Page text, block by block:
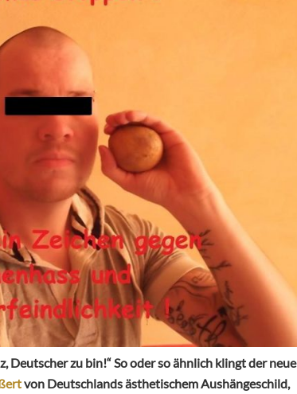
Deutscher zu bin!“ So oder so ähnlich klingt der neue
von Deutschlands ästhetischem Aushängeschild,